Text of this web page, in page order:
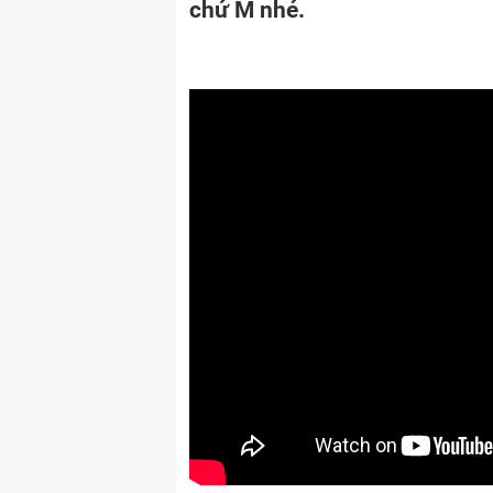
chứ M nhé.